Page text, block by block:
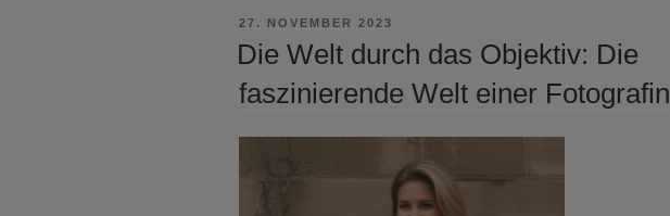
VERÖFFENTLICHT
27. NOVEMBER 2023
Die Welt durch das Objektiv: Die
faszinierende Welt einer Fotografin